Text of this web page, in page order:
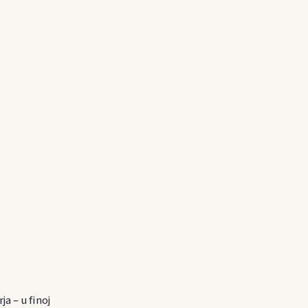
– u finoj